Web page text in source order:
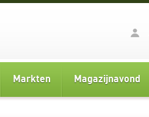
Markten Magazijnavond